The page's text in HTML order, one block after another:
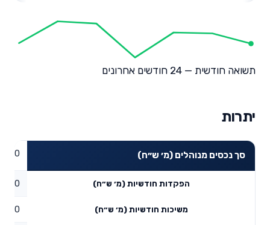
תשואה חודשית — 24 חודשים אחרונים
יתרות
סך נכסים מנוהלים (מ׳ ש״ח) 0
הפקדות חודשיות (מ׳ ש״ח) 0
משיכות חודשיות (מ׳ ש״ח) 0